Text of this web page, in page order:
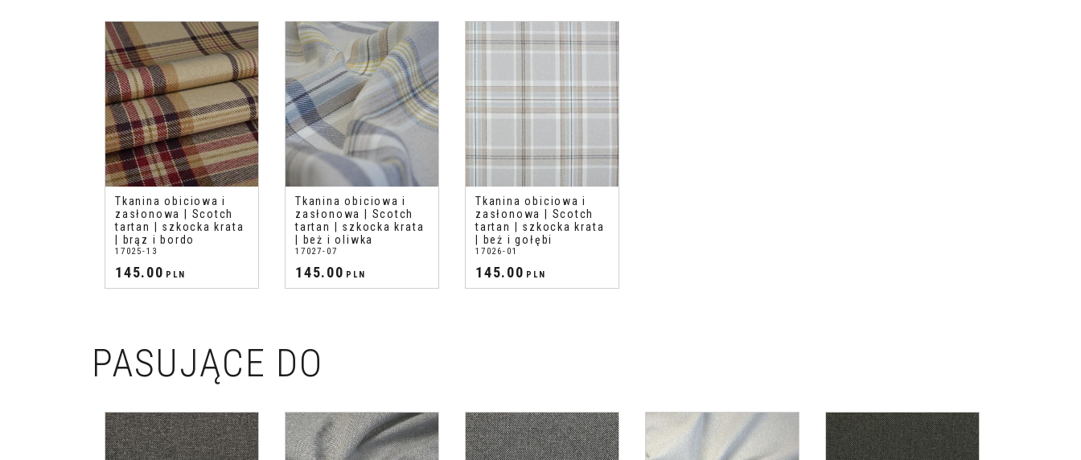
Tkanina obiciowa i
zasłonowa | Scotch
tartan | szkocka krata
| brąz i bordo
17025-13
145.00 PLN
Tkanina obiciowa i
zasłonowa | Scotch
tartan | szkocka krata
| beż i oliwka
17027-07
145.00 PLN
Tkanina obiciowa i
zasłonowa | Scotch
tartan | szkocka krata
| beż i gołębi
17026-01
145.00 PLN
PASUJĄCE DO